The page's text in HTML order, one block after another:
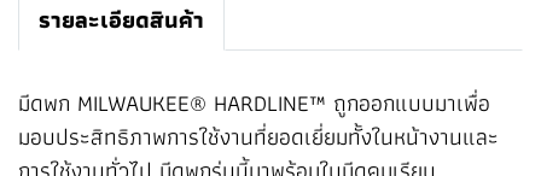
รายละเอียดสินค้า
มีดพก MILWAUKEE® HARDLINE™ ถูกออกแบบมาเพื่อ
มอบประสิทธิภาพการใช้งานที่ยอดเยี่ยมทั้งในหน้างานและ